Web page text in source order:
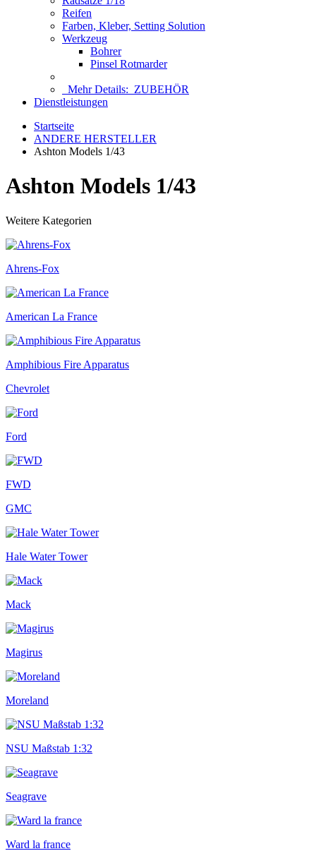
Reifen
Farben, Kleber, Setting Solution
Werkzeug
Bohrer
Pinsel Rotmarder
Mehr Details: ZUBEHÖR
Dienstleistungen
Startseite
ANDERE HERSTELLER
Ashton Models 1/43
Ashton Models 1/43
Weitere Kategorien
Ahrens-Fox
American La France
Amphibious Fire Apparatus
Chevrolet
Ford
FWD
GMC
Hale Water Tower
Mack
Magirus
Moreland
NSU Maßstab 1:32
Seagrave
Ward la france